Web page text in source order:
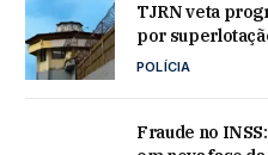
TJRN veta
por
POLÍCIA
Fraude no